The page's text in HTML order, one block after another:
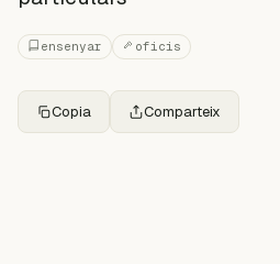
ensenyar oficis
Copia Comparteix